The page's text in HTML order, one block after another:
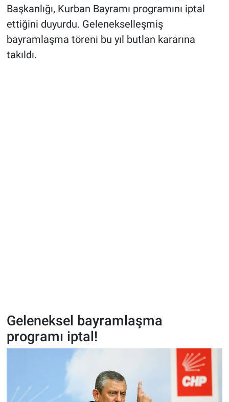
Başkanlığı, Kurban Bayramı programını iptal
ettiğini duyurdu. Gelenekselleşmiş
bayramlaşma töreni bu yıl butlan kararına
takıldı.
Geleneksel bayramlaşma
programı iptal!